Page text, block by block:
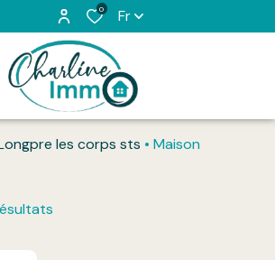
0 Fr
Longpre les corps sts Maison